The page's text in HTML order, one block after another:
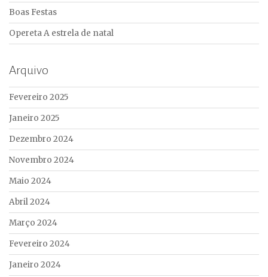
Boas Festas
Opereta A estrela de natal
Arquivo
Fevereiro 2025
Janeiro 2025
Dezembro 2024
Novembro 2024
Maio 2024
Abril 2024
Março 2024
Fevereiro 2024
Janeiro 2024